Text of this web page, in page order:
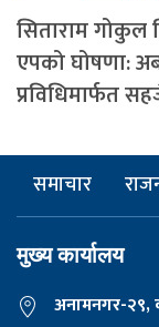
सिताराम गोकुल
एपको घोषणा:
प्रविधिमार्फत
समाचार
मुख्य कार्यालय
अनामनगर-२९,